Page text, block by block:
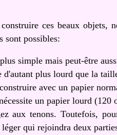
ces beaux objets,
sont possibles:
simple mais peut-être
plus lourd que la
avec un papier
un papier lourd (120
aux tenons. Toutefois,
qui rejoindra deux